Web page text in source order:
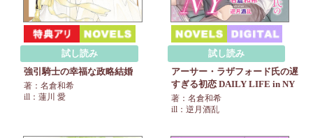
試し読み
強引騎士の幸福な政略結婚
著：名倉和希
ill：蓮川 愛
試し読み
アーサー・ラザフォード氏の遅
すぎる初恋 DAILY LIFE in NY
著：名倉和希
ill：逆月酒乱